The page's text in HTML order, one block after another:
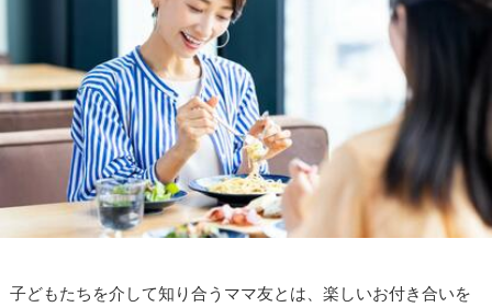
子どもたちを介して知り合うママ友とは、楽しいお付き合いを